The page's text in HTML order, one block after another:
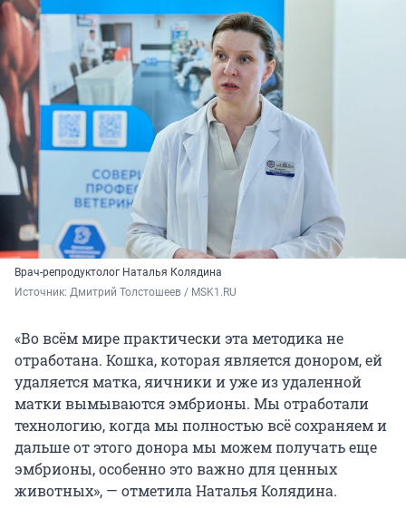
Врач-репродуктолог Наталья Колядина
Источник: Дмитрий Толстошеев / MSK1.RU
«Во всём мире практически эта методика не
отработана. Кошка, которая является донором, ей
удаляется матка, яичники и уже из удаленной
матки вымываются эмбрионы. Мы отработали
технологию, когда мы полностью всё сохраняем и
дальше от этого донора мы можем получать еще
эмбрионы, особенно это важно для ценных
животных», — отметила Наталья Колядина.